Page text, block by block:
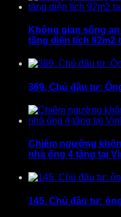
Không gian sống
tầng diện tích 92m2
369. Chủ đầu tư:
Chiêm ngưỡng
nhà ống 4 tầng tại
145. Chủ đầu tư: